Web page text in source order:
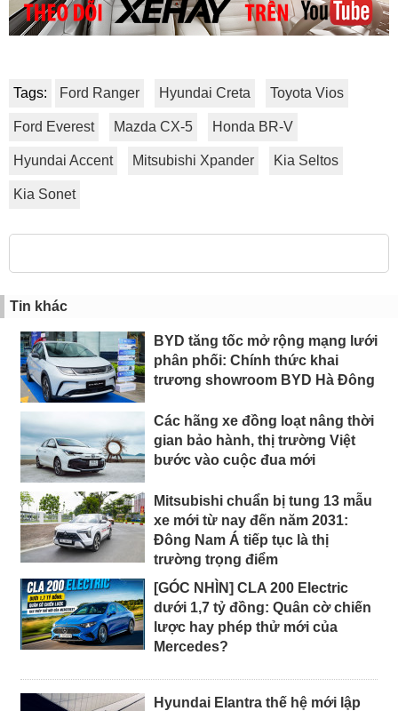
Tags: Ford Ranger Hyundai Creta Toyota Vios
Ford Everest Mazda CX-5 Honda BR-V
Hyundai Accent Mitsubishi Xpander Kia Seltos
Kia Sonet
Tin khác
BYD tăng tốc mở rộng mạng lưới
phân phối: Chính thức khai
trương showroom BYD Hà Đông
Các hãng xe đồng loạt nâng thời
gian bảo hành, thị trường Việt
bước vào cuộc đua mới
Mitsubishi chuẩn bị tung 13 mẫu
xe mới từ nay đến năm 2031:
Đông Nam Á tiếp tục là thị
trường trọng điểm
[GÓC NHÌN] CLA 200 Electric
dưới 1,7 tỷ đồng: Quân cờ chiến
lược hay phép thử mới của
Mercedes?
Hyundai Elantra thế hệ mới lập